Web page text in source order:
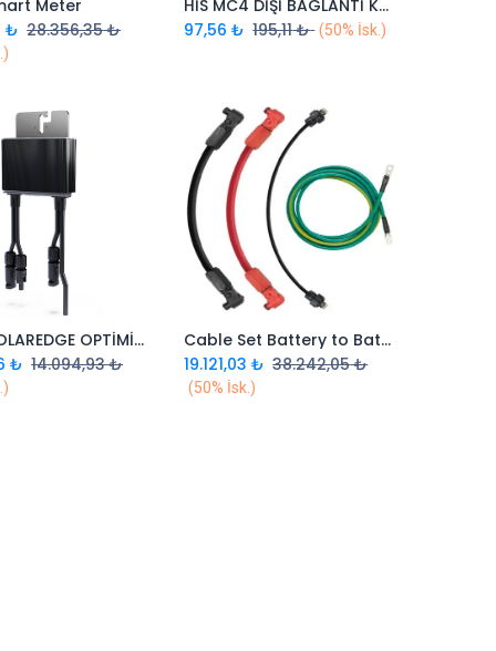
Sepete Ekle
Meter
₺ 28.356,35₺
Sepete Ekle
HİS MC4 DİŞİ BAGLANTİ KONNEKTÖRÜ
97,56 ₺ 195,11₺ (50% İsk.)
Sepete Ekle
S1200 SOLAREDGE OPTİMİZER
₺ 14.094,93₺
Sepete Ekle
Cable Set Battery to Battery for 48V Battery
19.121,03 ₺ 38.242,05₺
(50% İsk.)